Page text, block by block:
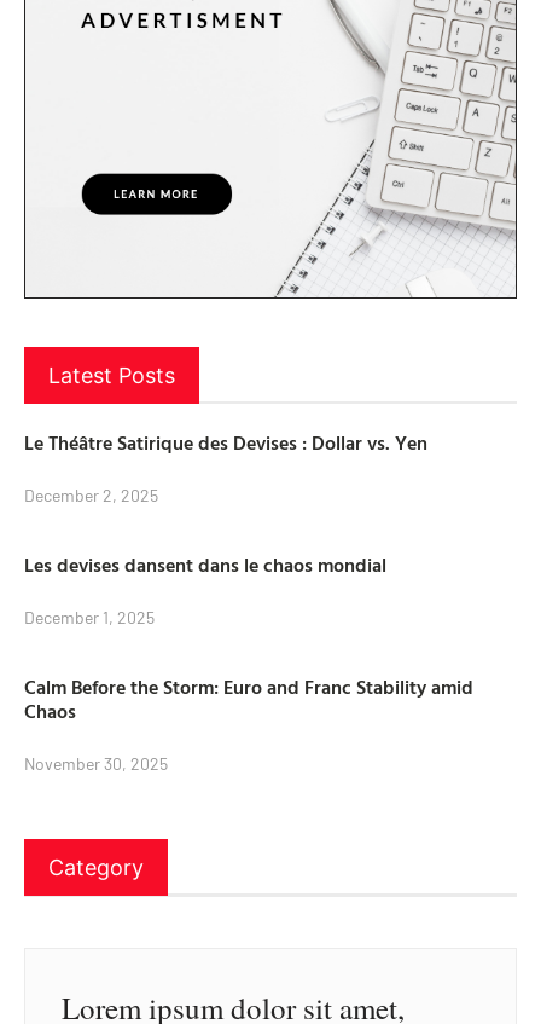
Latest Posts
Le Théâtre Satirique des Devises : Dollar vs. Yen
December 2, 2025
Les devises dansent dans le chaos mondial
December 1, 2025
Calm Before the Storm: Euro and Franc Stability amid
Chaos
November 30, 2025
Category
Lorem ipsum dolor sit amet,